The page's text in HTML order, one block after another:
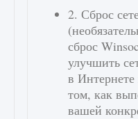
2. Сброс
сброс
улучшить
в
том, как
вашей